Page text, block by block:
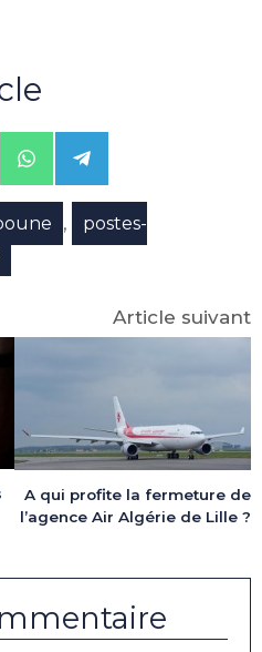
Share
on
WhatsApp
Share
on
Telegram
,
postes-
Article suivant
A qui profite la fermeture de
l’agence Air Algérie de Lille ?